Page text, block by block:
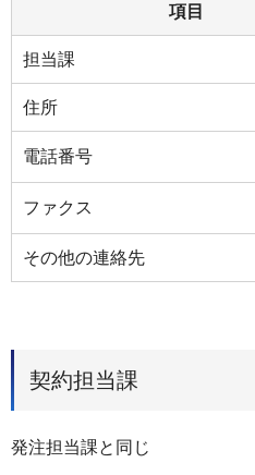
項目
担当課
住所
電話番号
ファクス
その他の連絡先
契約担当課
発注担当課と同じ